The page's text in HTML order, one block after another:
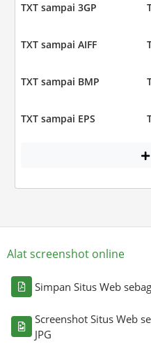
TXT sampai 3GP
TXT sampai AIFF
TXT sampai BMP
TXT sampai EPS
Alat screenshot online
Simpan Situs Web
Screenshot Situs Web
JPG